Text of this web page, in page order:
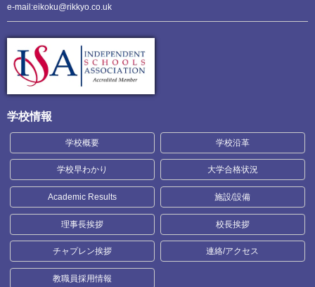
e-mail:eikoku@rikkyo.co.uk
学校情報
学校概要 学校沿革
学校早わかり 大学合格状況
Academic Results 施設/設備
理事長挨拶 校長挨拶
チャプレン挨拶 連絡/アクセス
教職員採用情報